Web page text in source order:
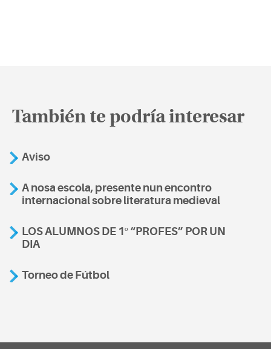
También te podría interesar
Aviso
A nosa escola, presente nun encontro
internacional sobre literatura medieval
LOS ALUMNOS DE 1º “PROFES” POR UN
DIA
Torneo de Fútbol